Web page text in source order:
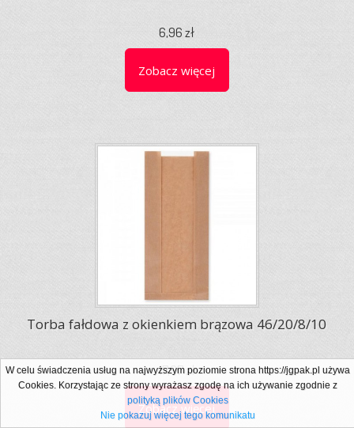
6,96 zł
Zobacz więcej
Torba fałdowa z okienkiem brązowa 46/20/8/10
17,97 zł
Zobacz więcej
W celu świadczenia usług na najwyższym poziomie strona https://jgpak.pl używa
Cookies. Korzystając ze strony wyrażasz zgodę na ich używanie zgodnie z
polityką plików Cookies
Nie pokazuj więcej tego komunikatu